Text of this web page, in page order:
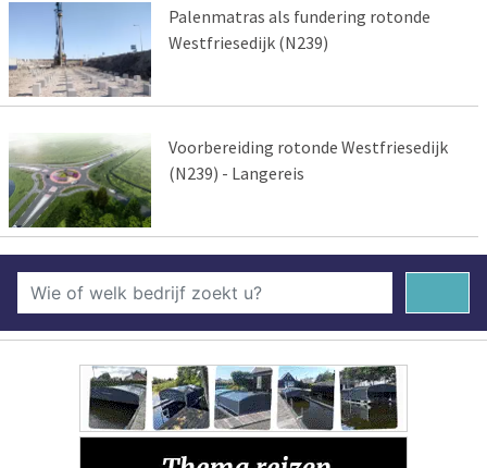
Palenmatras als fundering rotonde
Westfriesedijk (N239)
Voorbereiding rotonde Westfriesedijk
(N239) - Langereis